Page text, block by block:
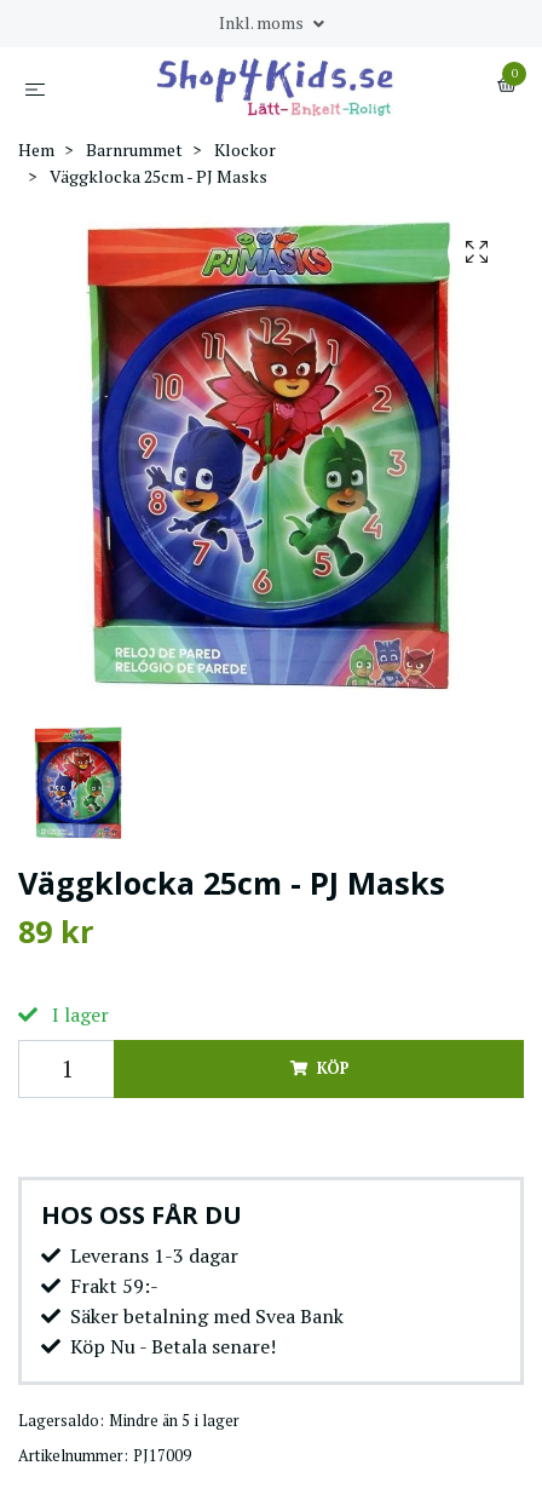
Inkl. moms
0
Hem Barnrummet
Klockor
Väggklocka 25cm - PJ Masks
Väggklocka 25cm - PJ Masks
89 kr
I lager
KÖP
HOS OSS FÅR DU
Leverans 1-3 dagar
Frakt 59:-
Säker betalning med Svea Bank
Köp Nu - Betala senare!
Lagersaldo: Mindre än 5 i lager
Artikelnummer: PJ17009